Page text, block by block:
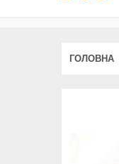
ГОЛОВНА